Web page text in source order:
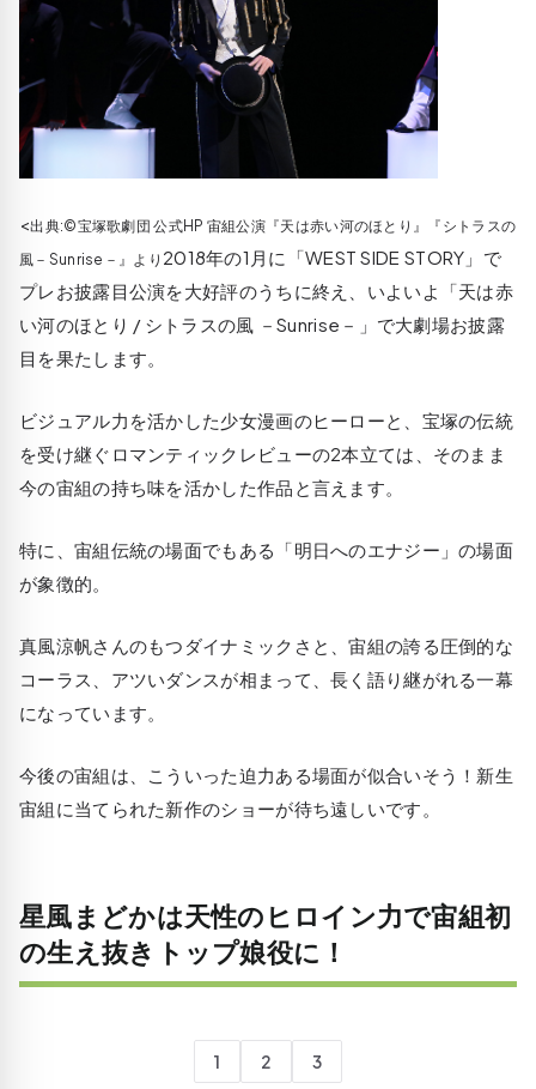
<出典:©宝塚歌劇団 公式HP 宙組公演『天は赤い河のほとり』『シトラスの
風－Sunrise－』より 2018年の1月に「WEST SIDE STORY」で
プレお披露目公演を大好評のうちに終え、いよいよ「天は赤
い河のほとり / シトラスの風 －Sunrise－」で大劇場お披露
目を果たします。
ビジュアル力を活かした少女漫画のヒーローと、宝塚の伝統
を受け継ぐロマンティックレビューの2本立ては、そのまま
今の宙組の持ち味を活かした作品と言えます。
特に、宙組伝統の場面でもある「明日へのエナジー」の場面
が象徴的。
真風涼帆さんのもつダイナミックさと、宙組の誇る圧倒的な
コーラス、アツいダンスが相まって、長く語り継がれる一幕
になっています。
今後の宙組は、こういった迫力ある場面が似合いそう！新生
宙組に当てられた新作のショーが待ち遠しいです。
星風まどかは天性のヒロイン力で宙組初
の生え抜きトップ娘役に！
1 2 3